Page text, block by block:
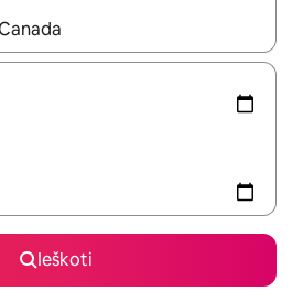
rezultatai, juos naršyti galite
Ieškoti